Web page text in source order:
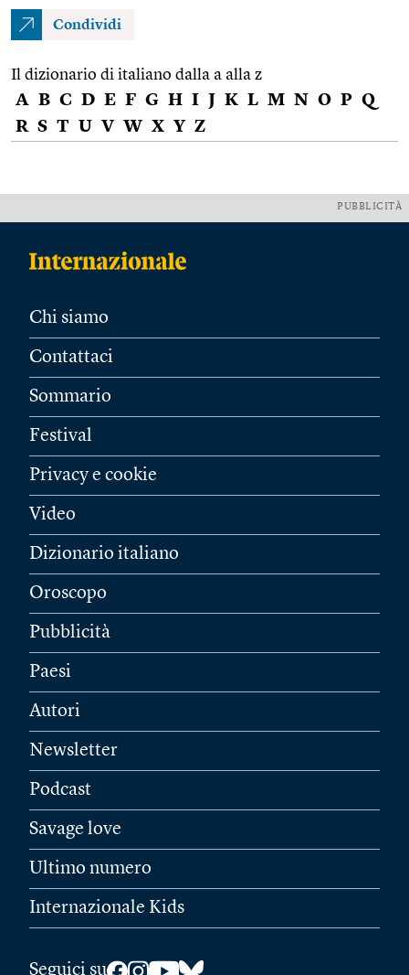
Condividi
Il dizionario di italiano dalla a alla z
A B C D E F G H I J K L M N O P Q
R S T U V W X Y Z
PUBBLICITÀ
Chi siamo
Contattaci
Sommario
Festival
Privacy e cookie
Video
Dizionario italiano
Oroscopo
Pubblicità
Paesi
Autori
Newsletter
Podcast
Savage love
Ultimo numero
Internazionale Kids
Seguici su